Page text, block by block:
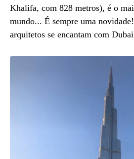
Khalifa, com 828 metros), é o
mundo... É sempre uma
arquitetos se encantam com